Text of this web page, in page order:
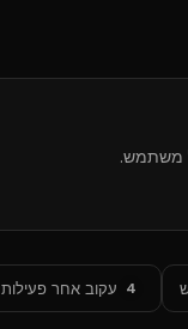
משתמש.
4 עקוב אחר פעילות